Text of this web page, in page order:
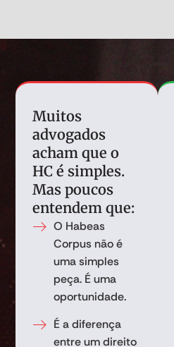
Muitos
advogados
acham que o
HC é simples.
Mas poucos
entendem que:
O Habeas
Corpus não é
uma simples
peça. É uma
oportunidade.
É a diferença
entre um direito